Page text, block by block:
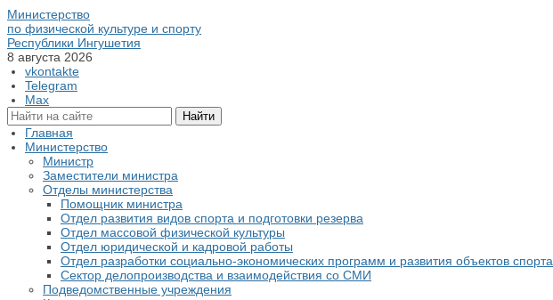
Министерство
по физической культуре и спорту
Республики Ингушетия
8 августа 2026
vkontakte
Telegram
Max
Главная
Министерство
Министр
Заместители министра
Отделы министерства
Помощник министра
Отдел развития видов спорта и подготовки резерва
Отдел массовой физической культуры
Отдел юридической и кадровой работы
Отдел разработки социально-экономических программ и развития объектов спорта
Сектор делопроизводства и взаимодействия со СМИ
Подведомственные учреждения